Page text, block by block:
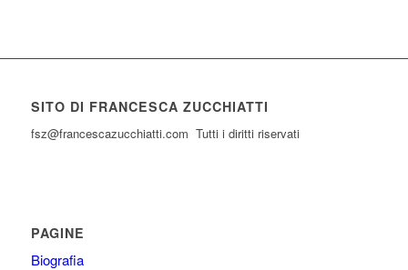
SITO DI FRANCESCA ZUCCHIATTI
fsz@francescazucchiatti.com Tutti i diritti riservati
PAGINE
Biografia